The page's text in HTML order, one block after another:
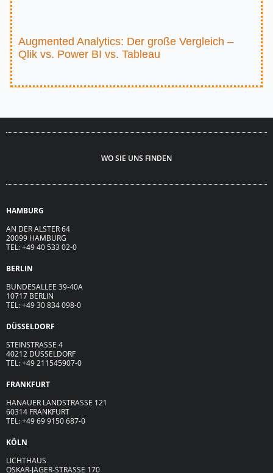
Augmented Analytics: Der große Vergleich –
Qlik vs. Power BI vs. Tableau
WO SIE UNS FINDEN
HAMBURG
AN DER ALSTER 64
20099 HAMBURG
TEL: +49 40 533 02-0
BERLIN
BUNDESALLEE 39-40A
10717 BERLIN
TEL: +49 30 834 098-0
DÜSSELDORF
STEINSTRASSE 4
40212 DÜSSELDORF
TEL: +49 211545907-0
FRANKFURT
HANAUER LANDSTRASSE 121
60314 FRANKFURT
TEL: +49 69 9150 687-0
KÖLN
LICHTHAUS
OSKAR-JÄGER-STRASSE 170